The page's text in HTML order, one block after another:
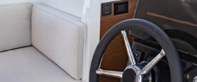
LOG
Unsere Partnerfirma